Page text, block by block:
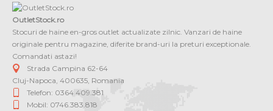
OutletStock.ro
Stocuri de haine en-gros outlet actualizate zilnic. Vanzari de haine
originale pentru magazine, diferite brand-uri la preturi exceptionale.
Comandati astazi!
Strada Campina 62-64
Cluj-Napoca 400635 Romania
Telefon: 0364 409.381
Mobil: 0746.383.818